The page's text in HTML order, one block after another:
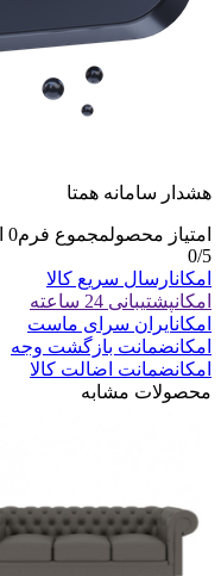
هشدار سامانه همتا
امتیاز محصولمجموع فرم0
0/5
امکانارسال سریع کالا
امکانپشتیبانی 24 ساعته
امکانایران سرای ماست
امکانضمانت بازگشت وجه
امکانضمانت اضالت کالا
محصولات مشابه